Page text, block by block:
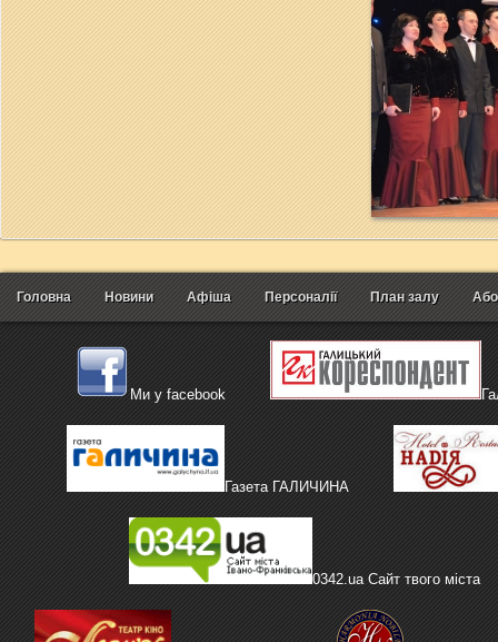
Головна Новини Афіша Персоналії План залу
Ми у facebook
Газета ГАЛИЧИНА
0342.ua Сайт твого міста